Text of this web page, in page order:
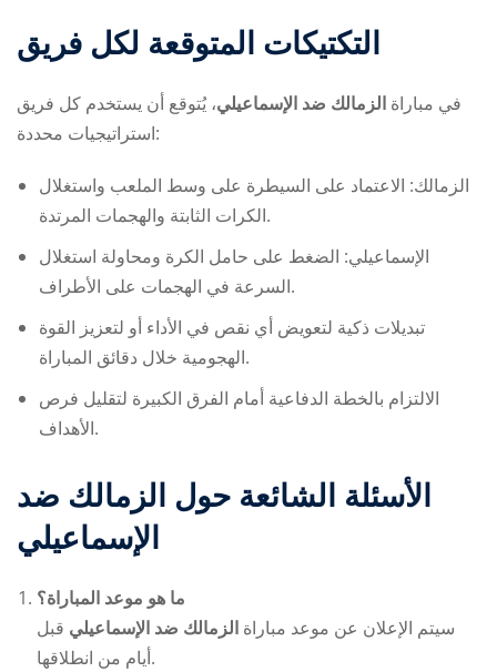
التكتيكات المتوقعة لكل فريق
في مباراة الزمالك ضد الإسماعيلي، يُتوقع أن يستخدم كل فريق
استراتيجيات محددة:
الزمالك: الاعتماد على السيطرة على وسط الملعب واستغلال
الكرات الثابتة والهجمات المرتدة.
الإسماعيلي: الضغط على حامل الكرة ومحاولة استغلال
السرعة في الهجمات على الأطراف.
تبديلات ذكية لتعويض أي نقص في الأداء أو لتعزيز القوة
الهجومية خلال دقائق المباراة.
الالتزام بالخطة الدفاعية أمام الفرق الكبيرة لتقليل فرص
الأهداف.
الأسئلة الشائعة حول الزمالك ضد
الإسماعيلي
ما هو موعد المباراة؟
سيتم الإعلان عن موعد مباراة الزمالك ضد الإسماعيلي قبل
أيام من انطلاقها.